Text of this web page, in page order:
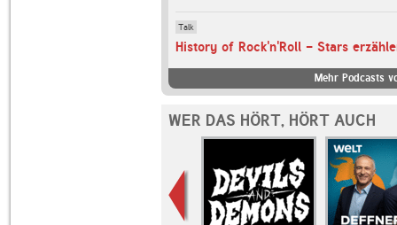
Talk
History of Rock'n'Roll - Stars
Mehr Podcasts
WER DAS HÖRT, HÖRT AUCH